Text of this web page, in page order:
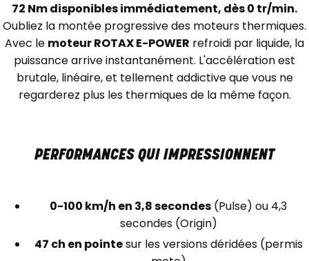
72 Nm disponibles immédiatement, dès 0 tr/min.
Oubliez la montée progressive des moteurs thermiques.
Avec le moteur ROTAX E-POWER refroidi par liquide, la
puissance arrive instantanément. L'accélération est
brutale, linéaire, et tellement addictive que vous ne
regarderez plus les thermiques de la même façon.
PERFORMANCES QUI IMPRESSIONNENT
0-100 km/h en 3,8 secondes (Pulse) ou 4,3
secondes (Origin)
47 ch en pointesur les versions déridées (permis